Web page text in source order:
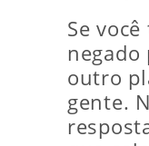
Se
negado
outro
gente.